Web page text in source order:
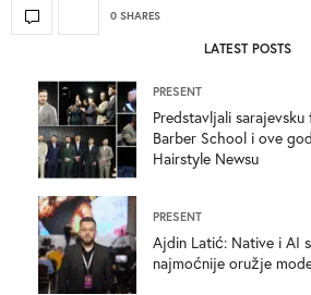
0 SHARES
LATEST POSTS
PRESENT
Predstavljali sarajevsku
Barber School i ove
Hairstyle Newsu
PRESENT
Ajdin Latić: Native i AI
najmoćnije oružje